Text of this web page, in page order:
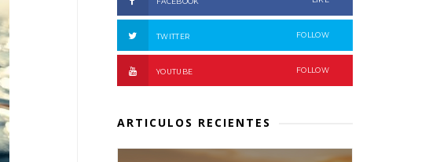
TWITTER FOLLOW
YOUTUBE FOLLOW
ARTICULOS RECIENTES